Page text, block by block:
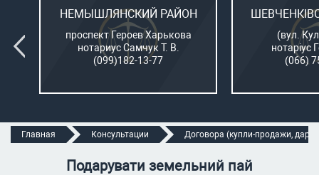
НЕМЫШЛЯНСКИЙ РАЙОН
проспект Героев Харькова
нотариус Самчук Т. В.
(099)182-13-77
(вул.
нотаріус
(066)
Главная Консультации Договора (купли-продажи,
Подарувати земельний пай